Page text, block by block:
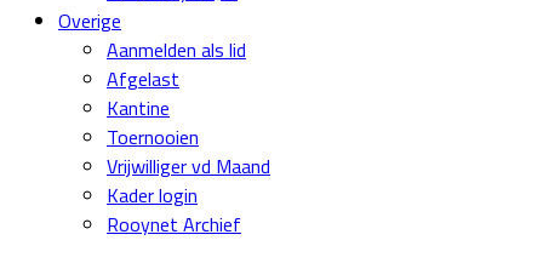
Overige
Aanmelden als lid
Afgelast
Kantine
Toernooien
Vrijwilliger vd Maand
Kader login
Rooynet Archief